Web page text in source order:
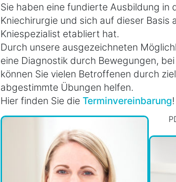
Sie haben eine fundierte Ausbildung in
Kniechirurgie und sich auf dieser Basis
Kniespezialist etabliert hat.
Durch unsere ausgezeichneten
eine Diagnostik durch Bewegungen,
können Sie vielen Betroffenen durch
abgestimmte Übungen helfen.
Hier finden Sie die Terminvereinbarung!